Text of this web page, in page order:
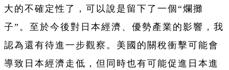
大的不確定性了，可以說是留下了一個“爛攤
子”。至於今後對日本經濟、優勢產業的影響，我
認為還有待進一步觀察。美國的關稅衝擊可能會
導致日本經濟走低，但同時也有可能促進日本進